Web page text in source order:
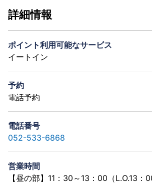
詳細情報
ポイント利用可能なサービス
イートイン
予約
電話予約
電話番号
052-533-6868
営業時間
【昼の部】11：30～13：00（L.O.13：